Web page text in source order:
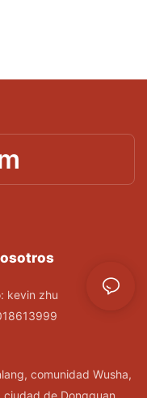
kevin zhu
comunidad Wusha,
de Dongguan,